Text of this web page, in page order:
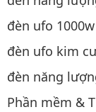
đèn ufo 1000w
đèn ufo kim
đèn năng
Phần mềm &